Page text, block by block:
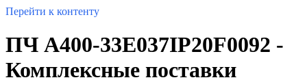
Перейти к контенту
ПЧ A400-33E037IP20F0092 -
Комплексные поставки